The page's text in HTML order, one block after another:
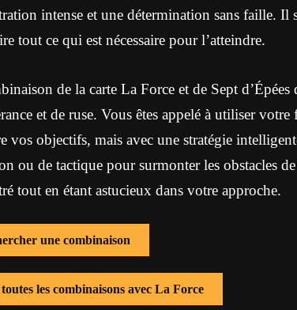
intense et une détermination sans faille. Il
tout ce qui est nécessaire pour l’atteindre.
de la carte La Force et de Sept
et de ruse. Vous êtes appelé à utiliser
vos objectifs, mais avec une stratégie
ou de tactique pour surmonter les obstacles
tout en étant astucieux dans votre approche.
une combinaison
les combinaisons avec La Force